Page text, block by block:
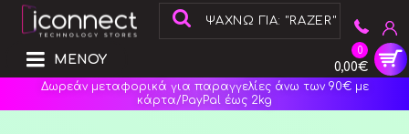
0
0,00€
ΜΕΝΟΥ
Δωρεάν μεταφορικά για παραγγελίες άνω των 90€ με
κάρτα/PayPal έως 2kg